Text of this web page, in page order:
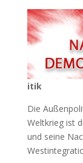
itik
Die
Weltkrieg ist
und seine